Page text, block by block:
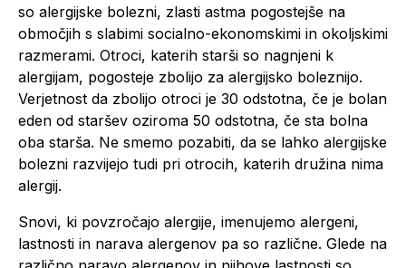
so alergijske bolezni, zlasti astma pogostejše na
območjih s slabimi socialno-ekonomskimi in okoljskimi
razmerami. Otroci, katerih starši so nagnjeni k
alergijam, pogosteje zbolijo za alergijsko boleznijo.
Verjetnost da zbolijo otroci je 30 odstotna, če je bolan
eden od staršev oziroma 50 odstotna, če sta bolna
oba starša. Ne smemo pozabiti, da se lahko alergijske
bolezni razvijejo tudi pri otrocih, katerih družina nima
alergij.
Snovi, ki povzročajo alergije, imenujemo alergeni,
lastnosti in narava alergenov pa so različne. Glede na